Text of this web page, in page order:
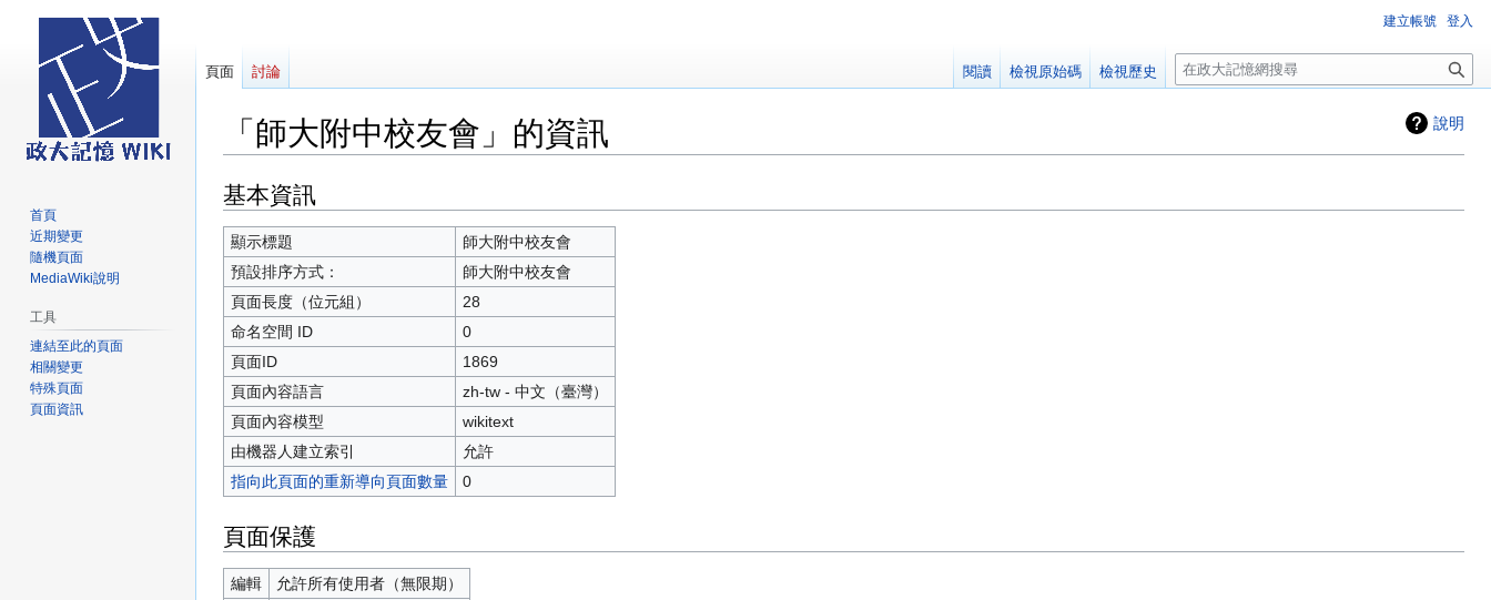
說明
「師大附中校友會」的資訊
跳
至
導
覽
跳
至
搜
尋
基本資訊
顯示標題
師大附中校友會
預設排序方式：
師大附中校友會
頁面長度（位元組）
28
命名空間 ID
0
頁面ID
1869
頁面內容語言
zh-tw - 中文（臺灣）
頁面內容模型
wikitext
由機器人建立索引
允許
指向此頁面的重新導向頁面數量
0
頁面保護
編輯
允許所有使用者（無限期）
建立帳號 登入
頁面 討論 閱讀 檢視原始碼 檢視歷史
搜
尋
首頁
近期變更
隨機頁面
MediaWiki說明
工具
連結至此的頁面
相關變更
特殊頁面
頁面資訊